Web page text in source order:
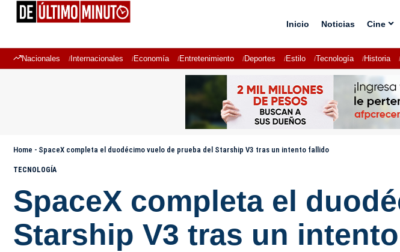
Inicio Noticias Cine
Nacionales Internacionales Economía Entretenimiento Deportes Estilo Tecnología Historia
Home - SpaceX completa el duodécimo vuelo de prueba del Starship V3 tras un intento fallido
TECNOLOGÍA
SpaceX completa el
Starship V3 tras un